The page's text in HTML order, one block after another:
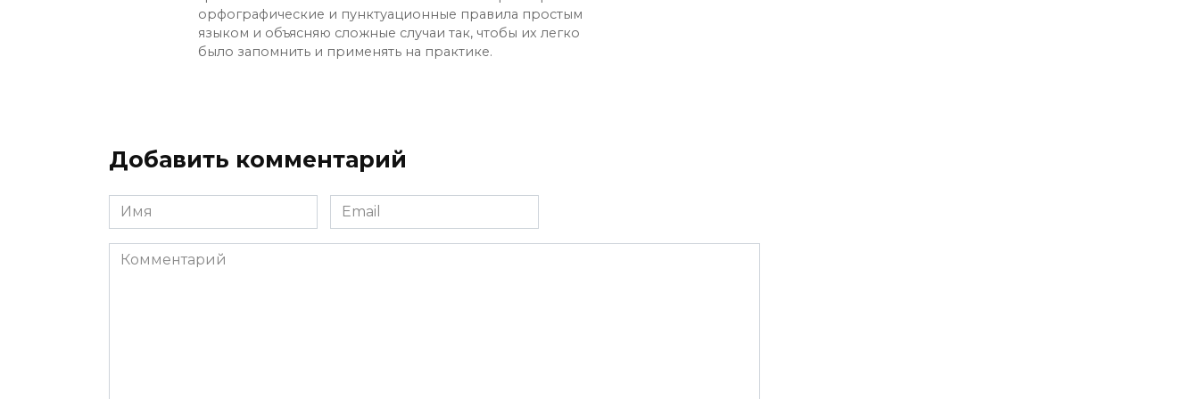
орфографические и пунктуационные правила простым
языком и объясняю сложные случаи так, чтобы их легко
было запомнить и применять на практике.
Добавить комментарий
Имя
*
Email
*
Комментарий